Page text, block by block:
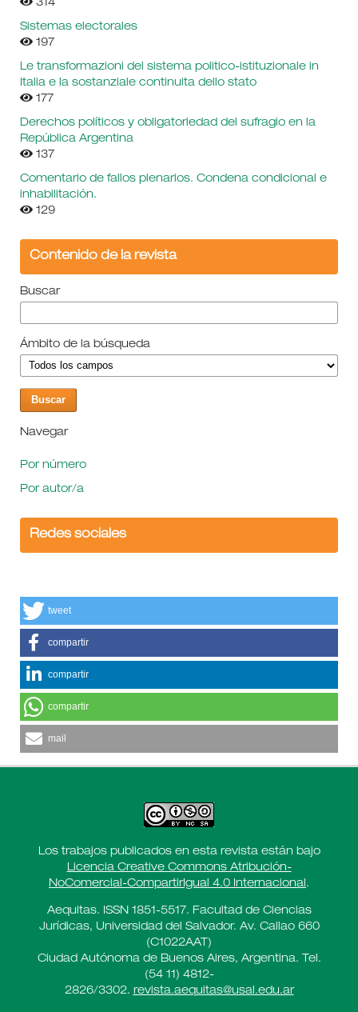
314
Sistemas electorales
197
Le transformazioni del sistema politico-istituzionale in
Italia e la sostanziale continuita dello stato
177
Derechos políticos y obligatoriedad del sufragio en la
República Argentina
137
Comentario de fallos plenarios. Condena condicional e
inhabilitación.
129
Contenido de la revista
Buscar
Ámbito de la búsqueda
Navegar
Por número
Por autor/a
Redes sociales
tweet
compartir
compartir
compartir
mail
Los trabajos publicados en esta revista están bajo
Licencia Creative Commons Atribución-
NoComercial-CompartirIgual 4.0 Internacional.
Aequitas. ISSN 1851-5517. Facultad de Ciencias
Jurídicas, Universidad del Salvador. Av. Callao 660
(C1022AAT)
Ciudad Autónoma de Buenos Aires, Argentina. Tel.
(54 11) 4812-
2826/3302. revista.aequitas@usal.edu.ar